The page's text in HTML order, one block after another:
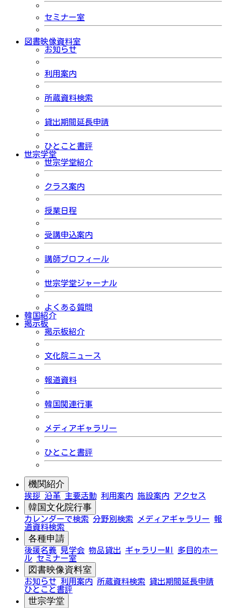
セミナー室
図書映像資料室
お知らせ
利用案内
所蔵資料検索
貸出期間延長申請
ひとこと書評
世宗学堂
世宗学堂紹介
クラス案内
授業日程
受講申込案内
講師プロフィール
世宗学堂ジャーナル
よくある質問
韓国紹介
掲示板
掲示板紹介
文化院ニュース
報道資料
韓国関連行事
メディアギャラリー
ひとこと書評
機関紹介
挨拶 沿革 主要活動 利用案内 施設案内 アクセス
韓国文化院行事
カレンダーで検索 分野別検索 メディアギャラリー 報
道資料検索
各種申請
後援名義 見学会 物品貸出 ギャラリーMI
多目的ホー
ル セミナー室
図書映像資料室
お知らせ 利用案内 所蔵資料検索
貸出期間延長申請
ひとこと書評
世宗学堂